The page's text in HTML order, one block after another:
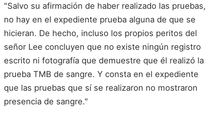
"Salvo su afirmación de haber realizado las pruebas,
no hay en el expediente prueba alguna de que se
hicieran. De hecho, incluso los propios peritos del
señor Lee concluyen que no existe ningún registro
escrito ni fotografía que demuestre que él realizó la
prueba TMB de sangre. Y consta en el expediente
que las pruebas que sí se realizaron no mostraron
presencia de sangre."